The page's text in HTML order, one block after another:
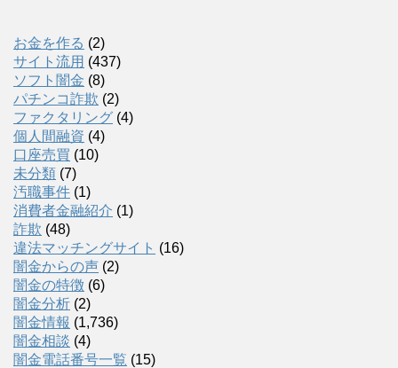
お金を作る (2)
サイト流用 (437)
ソフト闇金 (8)
パチンコ詐欺 (2)
ファクタリング (4)
個人間融資 (4)
口座売買 (10)
未分類 (7)
汚職事件 (1)
消費者金融紹介 (1)
詐欺 (48)
違法マッチングサイト (16)
闇金からの声 (2)
闇金の特徴 (6)
闇金分析 (2)
闇金情報 (1,736)
闇金相談 (4)
闇金電話番号一覧 (15)